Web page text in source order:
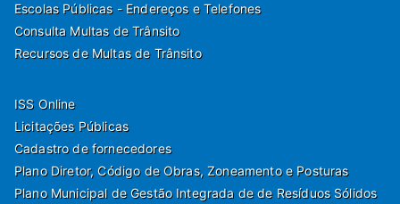
Escolas Públicas - Endereços e Telefones
Consulta Multas de Trânsito
Recursos de Multas de Trânsito
ISS Online
Licitações Públicas
Cadastro de fornecedores
Plano Diretor, Código de Obras, Zoneamento e Posturas
Plano Municipal de Gestão Integrada de de Resíduos Sólidos